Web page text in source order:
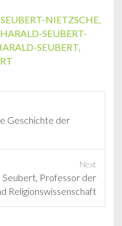
NIETZSCHE,
HARALD-SEUBERT-
SEUBERT,
Geschichte der
Next
Professor der
Religionswissenschaft